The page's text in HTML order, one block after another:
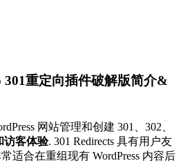
301重定向插件破解版简介&
网站管理和创建 301、302、
访客体验. 301 Redirects 具有用户友
适合在重组现有 WordPress 内容后